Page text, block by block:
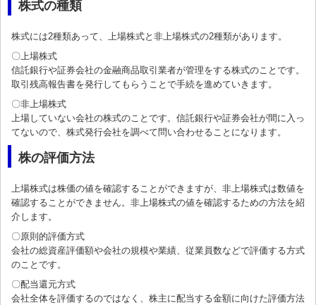
株式の種類
株式には2種類あって、上場株式と非上場株式の2種類があります。
〇上場株式
信託銀行や証券会社の金融商品取引業者が管理をする株式のことです。
取引残高報告書を発行してもらうことで手続を進めていきます。
〇非上場株式
上場していない会社の株式のことです。信託銀行や証券会社が間に入っ
てないので、株式発行会社を調べて問い合わせることになります。
株の評価方法
上場株式は株価の値を確認することができますが、非上場株式は数値を
確認することができません。非上場株式の値を確認するための方法を紹
介します。
〇原則的評価方式
会社の総資産評価額や会社の規模や業績、従業員数などで評価する方式
のことです。
〇配当還元方式
会社全体を評価するのではなく、株主に配当する金額に向けた評価方法